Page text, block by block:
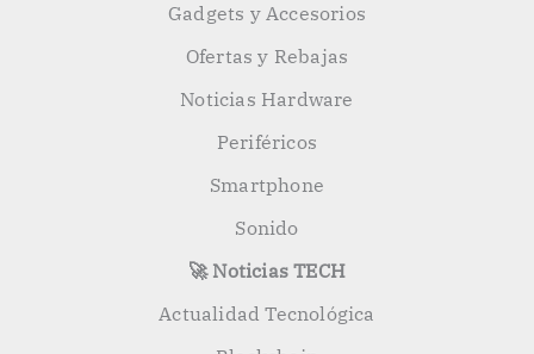
Gadgets y Accesorios
Ofertas y Rebajas
Noticias Hardware
Periféricos
Smartphone
Sonido
🚀 Noticias TECH
Actualidad Tecnológica